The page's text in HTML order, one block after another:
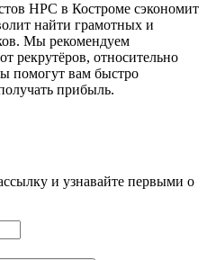
НРС в Костроме сэкономит
найти грамотных и
Мы рекомендуем
рекрутёров, относительно
помогут вам быстро
прибыль.
и узнавайте первыми о